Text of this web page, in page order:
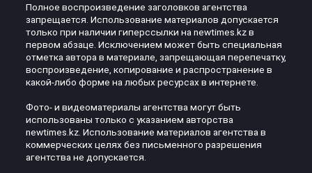
Полное воспроизведение заголовков агентства
запрещается. Использование материалов допускается
только при наличии гиперссылки на newtimes.kz в
первом абзаце. Исключением может быть специальная
отметка автора в материале, запрещающая перепечатку,
воспроизведение, копирование и распространение в
какой-либо форме на любых ресурсах в интернете.
Фото- и видеоматериалы агентства могут быть
использованы только с указанием авторства
newtimes.kz. Использование материалов агентства в
коммерческих целях без письменного разрешения
агентства не допускается.